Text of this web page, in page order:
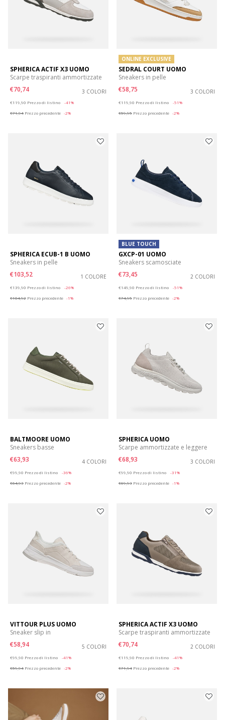
SPHERICA ACTIF X3 UOMO
Scarpe traspiranti ammortizzate
€70,74
3 COLORI
€119,90 Prezzo di listino
-41%
€71,94 Prezzo precedente -2%
ONLINE EXCLUSIVE
SEDRAL COURT UOMO
Sneakers in pelle
€58,75
3 COLORI
€119,90 Prezzo di listino
-51%
€59,95 Prezzo precedente -2%
SPHERICA ECUB-1 B UOMO
Sneakers in pelle
€103,52
1 COLORE
€139,90 Prezzo di listino
-26%
€104,92 Prezzo precedente -1%
BLUE TOUCH
GXCP-01 UOMO
Sneakers scamosciate
€73,45
2 COLORI
€149,90 Prezzo di listino
-51%
€74,95 Prezzo precedente -2%
BALTMOORE UOMO
Sneakers basse
€63,93
4 COLORI
€99,90 Prezzo di listino
-36%
€64,93 Prezzo precedente -2%
SPHERICA UOMO
Scarpe ammortizzate e leggere
€68,93
3 COLORI
€99,90 Prezzo di listino
-31%
€69,93 Prezzo precedente -1%
VITTOUR PLUS UOMO
Sneaker slip in
€58,94
5 COLORI
€99,90 Prezzo di listino
-41%
€59,94 Prezzo precedente -2%
SPHERICA ACTIF X3 UOMO
Scarpe traspiranti ammortizzate
€70,74
2 COLORI
€119,90 Prezzo di listino
-41%
€71,94 Prezzo precedente -2%